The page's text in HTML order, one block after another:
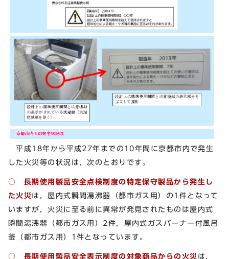
平成18年から平成27年までの10年間に京都市内で発生
した火災等の状況は，次のとおりです。
○ 長期使用製品安全点検制度の特定保守製品から発生し
た火災 は，屋内式瞬間湯沸器（都市ガス用）の1件となって
いますが，火災に至る前に異常が発見されたものは屋内式
瞬間湯沸器（都市ガス用）2件，屋内式ガスバーナー付風呂
釜（都市ガス用）1件となっています。
○ 長期使用製品安全表示制度の対象商品からの火災 は，